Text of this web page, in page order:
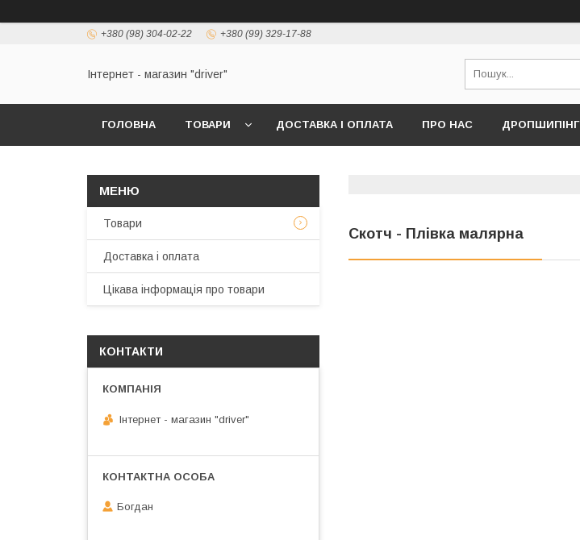
+380 (98) 304-02-22 +380 (99) 329-17-88
Інтернет - магазин "driver"
ГОЛОВНА ТОВАРИ ДОСТАВКА І ОПЛАТА ПРО НАС ДРОПШИПІНГ
Скотч - Плівка малярна
Товари
Доставка і оплата
Цікава інформація про товари
КОНТАКТИ
Інтернет - магазин "driver"
Богдан